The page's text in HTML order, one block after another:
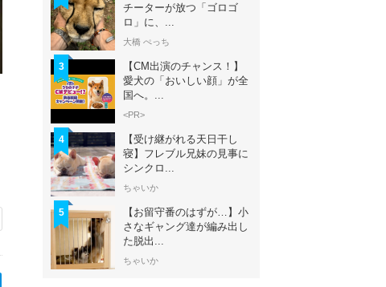
チーターが放つ「ゴロゴ
ロ」に、...
大橋 ぺっち
3
【CM出演のチャンス！】
愛犬の「おいしい顔」が全
国へ。...
<PR>
4
【受け継がれる天日干し
寝】フレブル兄妹の見事に
シンクロ...
ちゃいか
5
【お留守番のはずが…】小
さなギャング達が編み出し
た脱出...
ちゃいか